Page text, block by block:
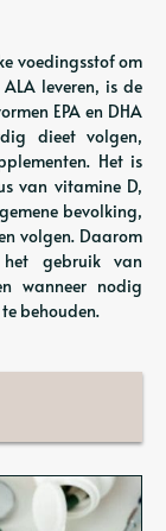
voedingsstof om
leveren, is de
EPA en DHA
dieet volgen,
Het is
van vitamine D,
bevolking,
volgen. Daarom
gebruik van
wanneer nodig
behouden.